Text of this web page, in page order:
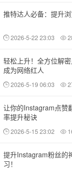
推特达人必备：提升
2026-5-22 23:03
轻松上升！全方位解
成为网络红人
2026-5-19 06:03
让你的Instagram点赞
率提升秘诀
2026-5-15 23:02
提升Instagram粉丝的
习！